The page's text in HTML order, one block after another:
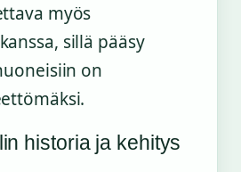
myös
sillä pääsy
on
historia ja kehitys